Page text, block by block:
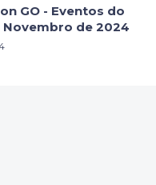
GO - Eventos do
Novembro de 2024